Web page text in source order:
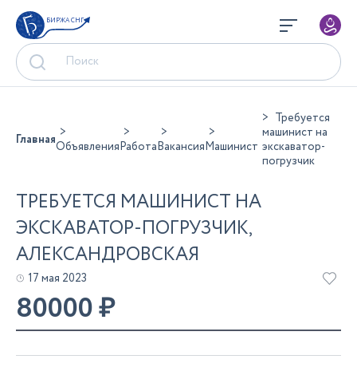
БИРЖА СНГ
ГлавнаяОбъявленияРаботаВакансияМашинист
Требуется
машинист на
экскаватор-
погрузчик
ТРЕБУЕТСЯ МАШИНИСТ НА
ЭКСКАВАТОР-ПОГРУЗЧИК,
АЛЕКСАНДРОВСКАЯ
17 мая 2023
80000₽